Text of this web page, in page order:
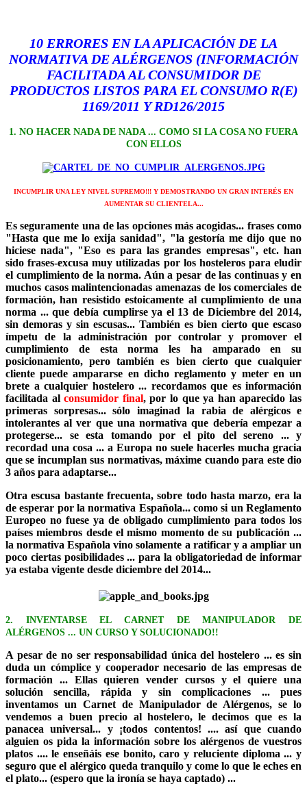
10 ERRORES EN LA APLICACIÓN DE LA
NORMATIVA DE ALÉRGENOS (INFORMACIÓN
FACILITADA AL CONSUMIDOR DE
PRODUCTOS LISTOS PARA EL CONSUMO R(E)
1169/2011 Y RD126/2015
1. NO HACER NADA DE NADA ... COMO SI LA COSA NO FUERA
CON ELLOS
INCUMPLIR UNA LEY NIVEL SUPREMO!!! Y DEMOSTRANDO UN GRAN INTERÉS EN
AUMENTAR SU CLIENTELA...
Es seguramente una de las opciones más acogidas... frases como
"Hasta que me lo exija sanidad", "la gestoría me dijo que no
hiciese nada", "Eso es para las grandes empresas", etc. han
sido frases-excusa muy utilizadas por los hosteleros para eludir
el cumplimiento de la norma. Aún a pesar de las continuas y en
muchos casos malintencionadas amenazas de los comerciales de
formación, han resistido estoicamente al cumplimiento de una
norma ... que debía cumplirse ya el 13 de Diciembre del 2014,
sin demoras y sin escusas... También es bien cierto que escaso
ímpetu de la administración por controlar y promover el
cumplimiento de esta norma les ha amparado en su
posicionamiento, pero también es bien cierto que cualquier
cliente puede ampararse en dicho reglamento y meter en un
brete a cualquier hostelero ... recordamos que es información
facilitada alconsumidor final, por lo que ya han aparecido las
primeras sorpresas... sólo imaginad la rabia de alérgicos e
intolerantes al ver que una normativa que debería empezar a
protegerse... se esta tomando por el pito del sereno ... y
recordad una cosa ... a Europa no suele hacerles mucha gracia
que se incumplan sus normativas, máxime cuando para este dio
3 años para adaptarse...
Otra escusa bastante frecuenta, sobre todo hasta marzo, era la
de esperar por la normativa Española... como si un Reglamento
Europeo no fuese ya de obligado cumplimiento para todos los
países miembros desde el mismo momento de su publicación ...
la normativa Española vino solamente a ratificar y a ampliar un
poco ciertas posibilidades ... para la obligatoriedad de informar
ya estaba vigente desde diciembre del 2014...
2. INVENTARSE EL CARNET DE MANIPULADOR DE
ALÉRGENOS ... UN CURSO Y SOLUCIONADO!!
A pesar de no ser responsabilidad única del hostelero ... es sin
duda un cómplice y cooperador necesario de las empresas de
formación ... Ellas quieren vender cursos y el quiere una
solución sencilla, rápida y sin complicaciones ... pues
inventamos un Carnet de Manipulador de Alérgenos, se lo
vendemos a buen precio al hostelero, le decimos que es la
panacea universal... y ¡todos contentos! .... así que cuando
alguien os pida la información sobre los alérgenos de vuestros
platos .... le enseñáis ese bonito, caro y reluciente diploma ... y
seguro que el alérgico queda tranquilo y come lo que le eches en
el plato... (espero que la ironía se haya captado) ...